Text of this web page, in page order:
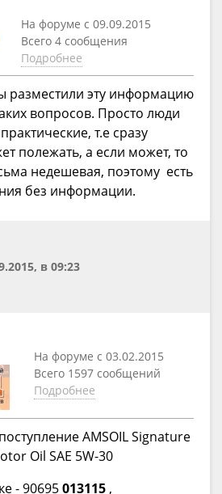
На форуме с 09.09.2015
Всего 4 сообщения
Подробнее
разместили эту информацию
вопросов. Просто люди
т.е сразу
полежать, а если может, то
недешевая, поэтому есть
без информации.
в 09:23
На форуме с 03.02.2015
Всего 1597 сообщений
Подробнее
AMSOIL Signature
Oil SAE 5W-30
- 90695013115 ,